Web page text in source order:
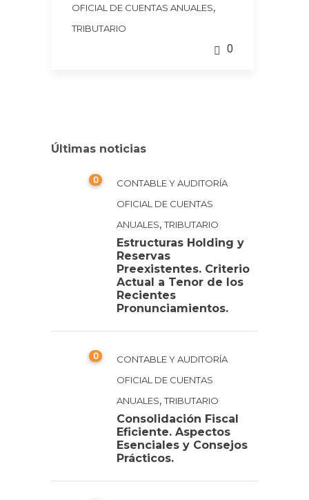
OFICIAL DE CUENTAS ANUALES,
TRIBUTARIO
0
Últimas noticias
0
CONTABLE Y AUDITORÍA
OFICIAL DE CUENTAS
ANUALES,TRIBUTARIO
Estructuras Holding y
Reservas
Preexistentes. Criterio
Actual a Tenor de los
Recientes
Pronunciamientos.
0
CONTABLE Y AUDITORÍA
OFICIAL DE CUENTAS
ANUALES,TRIBUTARIO
Consolidación Fiscal
Eficiente. Aspectos
Esenciales y Consejos
Prácticos.